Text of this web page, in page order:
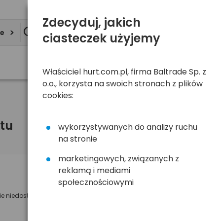
niedostępny
Powiadom mnie o dostępności
Zdecyduj, jakich
ciasteczek użyjemy
Właściciel hurt.com.pl, firma Baltrade Sp. z
o.o., korzysta na swoich stronach z plików
cookies:
wykorzystywanych do analizy ruchu
na stronie
marketingowych, związanych z
reklamą i mediami
społecznościowymi